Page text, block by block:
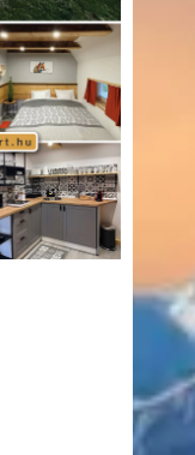
(132)Rali
(373)sport
(316)Szalay
(126)
vitorlázás
életmód